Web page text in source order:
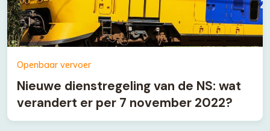
Openbaar vervoer
Nieuwe dienstregeling van de NS: wat
verandert er per 7 november 2022?